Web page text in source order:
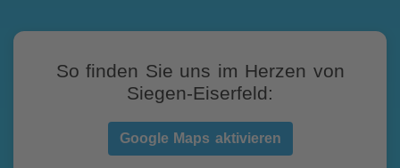
So finden Sie uns im Herzen von
Siegen-Eiserfeld:
Google Maps aktivieren